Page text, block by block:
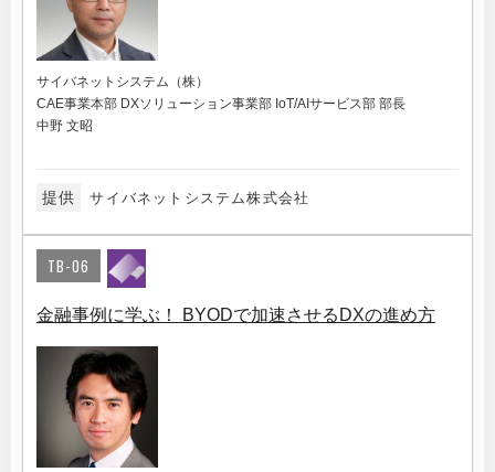
サイバネットシステム（株）
CAE事業本部 DXソリューション事業部 IoT/AIサービス部 部長
中野 文昭
提供 サイバネットシステム株式会社
TB-06
金融事例に学ぶ！ BYODで加速させるDXの進め方